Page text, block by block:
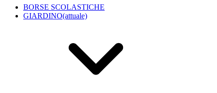
BORSE SCOLASTICHE
GIARDINO(attuale)